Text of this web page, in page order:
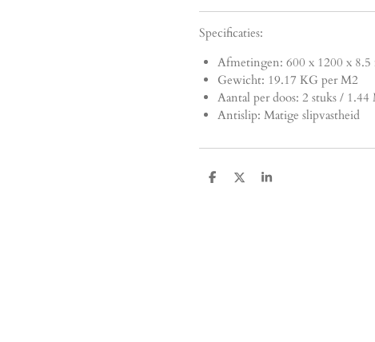
Specificaties:
Afmetingen: 600 x 1200 x
Gewicht: 19.17 KG per M2
Aantal per doos: 2 stuks / 1.44
Antislip: Matige slipvastheid
D
D
S